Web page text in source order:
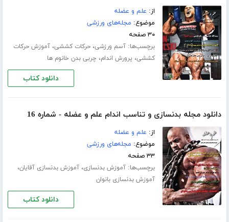
از: علم و عضله
موضوع: مجله‌های ورزشی
۳۰ صفحه
برچسب‌ها:آسم ورزشی،حرکات کششی،آموزش حرکات
کششی، پرورش اندام، چربی بدن خانوم ها
دانلود کتاب
دانلود مجله بدنسازی و تناسب اندام علم و عضله - شماره 16
از: علم و عضله
موضوع: مجله‌های ورزشی
۳۳ صفحه
برچسب‌ها:آموزش بدنسازی،آموزش بدنسازی آقایان،
آموزش بدنسازی بانوان
دانلود کتاب